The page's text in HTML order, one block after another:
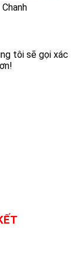
tôi sẽ gọi xác